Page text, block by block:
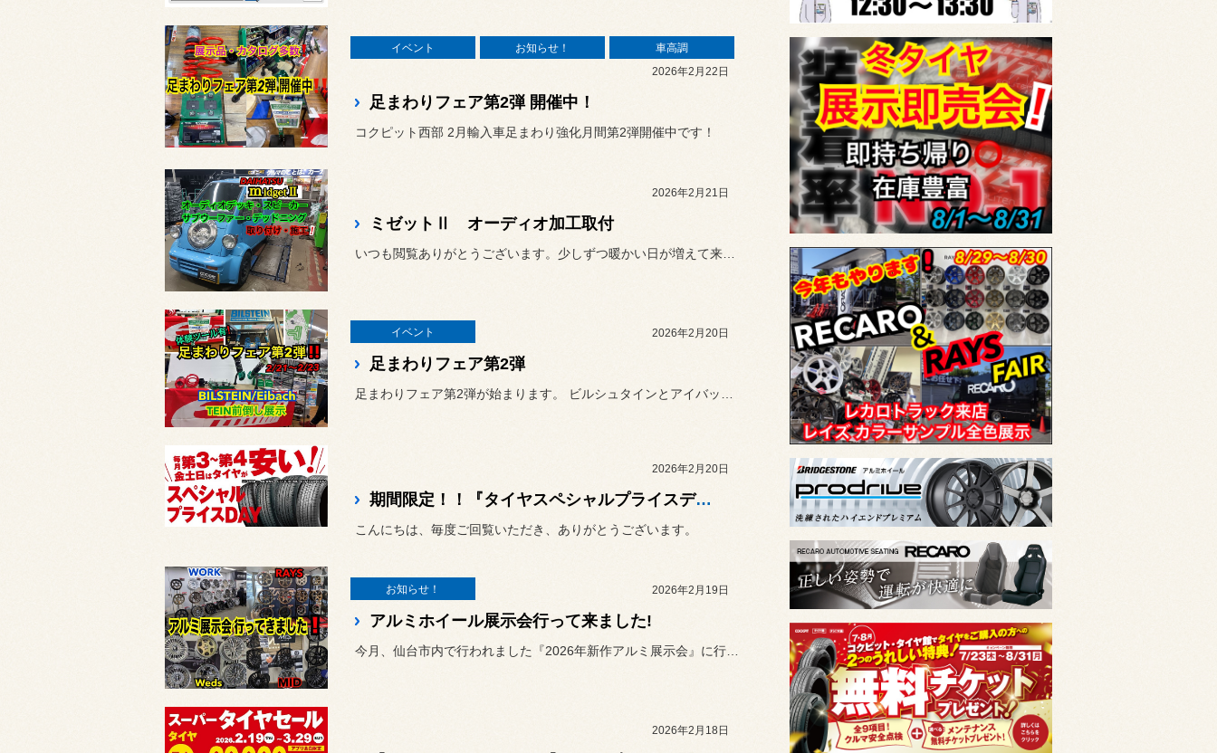
イベント お知らせ！
車高調
2026年2月22日
足まわりフェア第2弾 開催中！
コクピット西部 2月輸入車足まわり強化月間第2弾開催中です！
2026年2月21日
ミゼットⅡ オーディオ加工取付
イベント 2026年2月20日
足まわりフェア第2弾
2026年2月20日
期間限定！！『タイヤスペシャルプライスデー』開催！！
こんにちは、毎度ご回覧いただき、ありがとうございます。
お知らせ！ 2026年2月19日
アルミホイール展示会行って来ました!
2026年2月18日